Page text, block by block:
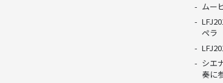
ムー
ペラ
シエ
奏に